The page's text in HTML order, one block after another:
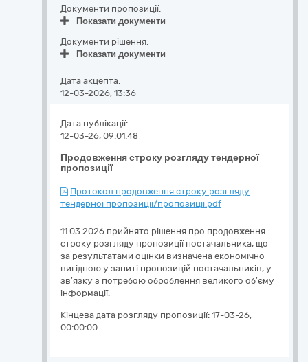
Документи пропозиції:
Показати документи
Документи рішення:
Показати документи
Дата акцепта:
12-03-2026, 13:36
Продовження строку розгляду тендерної
пропозиції
Дата публікації:
12-03-26, 09:01:48
Протокол продовження строку розгляду
тендерної пропозиції/пропозиції.pdf
11.03.2026 прийнято рішення про продовження
строку розгляду пропозиції постачальника, що
за результатами оцінки визначена економічно
вигідною у запиті пропозицій постачальників, у
зв’язку з потребою оброблення великого об’єму
інформації.
Кінцева дата розгляду пропозиції: 17-03-26,
00:00:00